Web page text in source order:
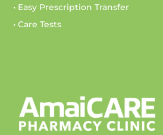
• Easy Prescription Transfer
• Care Tests